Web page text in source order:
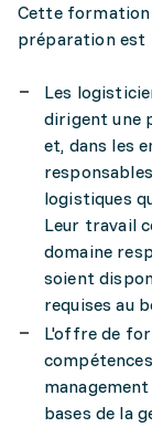
Cette formation
préparation est
Les
dirigent une
et, dans les
logistiques
Leur travail
domaine
soient
requises au
L'offre de
bases de la